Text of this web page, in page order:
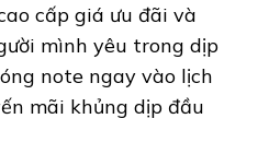
cấp giá ưu đãi và
mình yêu trong dịp
note ngay vào lịch
mãi khủng dịp đầu